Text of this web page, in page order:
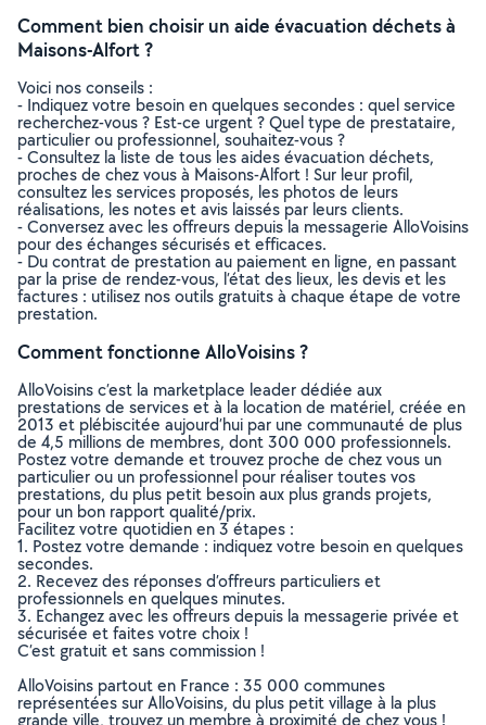
Comment bien choisir un aide évacuation déchets à
Maisons-Alfort ?
Voici nos conseils :
- Indiquez votre besoin en quelques secondes : quel service
recherchez-vous ? Est-ce urgent ? Quel type de prestataire,
particulier ou professionnel, souhaitez-vous ?
- Consultez la liste de tous les aides évacuation déchets,
proches de chez vous à Maisons-Alfort ! Sur leur profil,
consultez les services proposés, les photos de leurs
réalisations, les notes et avis laissés par leurs clients.
- Conversez avec les offreurs depuis la messagerie AlloVoisins
pour des échanges sécurisés et efficaces.
- Du contrat de prestation au paiement en ligne, en passant
par la prise de rendez-vous, l’état des lieux, les devis et les
factures : utilisez nos outils gratuits à chaque étape de votre
prestation.
Comment fonctionne AlloVoisins ?
AlloVoisins c’est la marketplace leader dédiée aux
prestations de services et à la location de matériel, créée en
2013 et plébiscitée aujourd’hui par une communauté de plus
de 4,5 millions de membres, dont 300 000 professionnels.
Postez votre demande et trouvez proche de chez vous un
particulier ou un professionnel pour réaliser toutes vos
prestations, du plus petit besoin aux plus grands projets,
pour un bon rapport qualité/prix.
Facilitez votre quotidien en 3 étapes :
1. Postez votre demande : indiquez votre besoin en quelques
secondes.
2. Recevez des réponses d’offreurs particuliers et
professionnels en quelques minutes.
3. Echangez avec les offreurs depuis la messagerie privée et
sécurisée et faites votre choix !
C’est gratuit et sans commission !
AlloVoisins partout en France : 35 000 communes
représentées sur AlloVoisins, du plus petit village à la plus
grande ville, trouvez un membre à proximité de chez vous !